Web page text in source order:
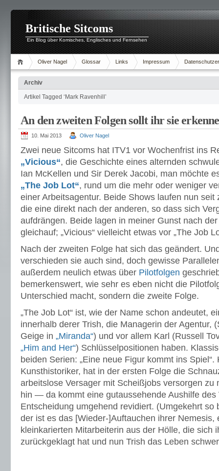
Britische Sitcoms
Ein Blog über Komisches, Englisches und Fernsehen
Oliver Nagel Glossar Links Impressum
Archiv
Artikel Tagged ‘Mark Ravenhill’
An den zweiten Folgen sollt ihr sie
10. Mai 2013 Oliver Nagel
Zwei neue Sitcoms hat ITV1 vor Wochenfrist ins
„Vicious“, die Geschichte eines alternden
Ian McKellen und Sir Derek Jacobi, man möchte
„The Job Lot“, rund um die mehr oder weniger
einer Arbeitsagentur. Beide Shows laufen nun seit
die eine direkt nach der anderen, so dass sich
aufdrängen. Beide lagen in meiner Gunst nach
gleichauf; „Vicious“ vielleicht etwas vor „The Job
Nach der zweiten Folge hat sich das geändert.
verschieden sie auch sind, doch gewisse
außerdem neulich etwas über Pilotfolgen
bemerkenswert, wie sehr es eben nicht die
Unterschied macht, sondern die zweite Folge.
„The Job Lot“ ist, wie der Name schon andeutet,
innerhalb derer Trish, die Managerin der Agentur,
Geige in „Miranda“) und vor allem Karl (Russell
„Him and Her“) Schlüsselpositionen haben.
beiden Serien: „Eine neue Figur kommt ins
Kunsthistoriker, hat in der ersten Folge die
arbeitslose Versager mit Scheißjobs versorgen zu
hin — da kommt eine gutaussehende Aushilfe
Entscheidung umgehend revidiert. (Umgekehrt so
der ist es das [Wieder-]Auftauchen ihrer Nemesis,
kleinkarierten Mitarbeiterin aus der Hölle, die sich
zurückgeklagt hat und nun Trish das Leben